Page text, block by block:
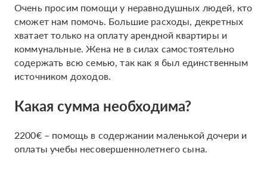
Очень просим помощи у неравнодушных людей, кто
сможет нам помочь. Большие расходы, декретных
хватает только на оплату арендной квартиры и
коммунальные. Жена не в силах самостоятельно
содержать всю семью, так как я был единственным
источником доходов.
Какая сумма необходима?
2200€ – помощь в содержании маленькой дочери и
оплаты учебы несовершеннолетнего сына.